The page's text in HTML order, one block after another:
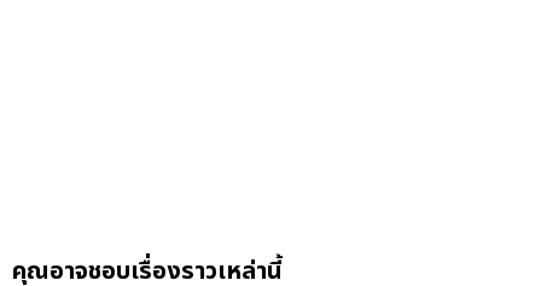
คุณอาจชอบเรื่องราวเหล่านี้